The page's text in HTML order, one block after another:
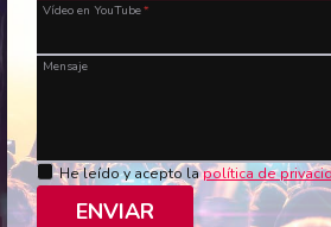
Vídeo en YouTube*
Mensaje
He leído y acepto lapolítica de
ENVIAR